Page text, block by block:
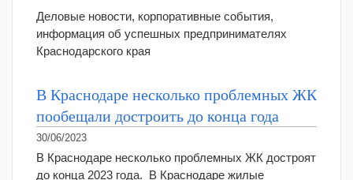
Деловые новости, корпоративные события,
информация об успешных предпринимателях
Краснодарского края
В Краснодаре несколько проблемных ЖК
пообещали достроить до конца года
30/06/2023
В Краснодаре несколько проблемных ЖК достроят
до конца 2023 года. В Краснодаре жилые